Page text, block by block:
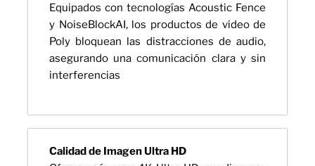
Equipados con tecnologías Acoustic Fence
y NoiseBlockAI, los productos de video de
Poly bloquean las distracciones de audio,
asegurando una comunicación clara y sin
interferencias
Calidad de Imagen Ultra HD